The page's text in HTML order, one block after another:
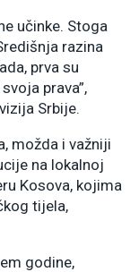
učinke. Stoga
razina
prva su
prava”,
Srbije.
možda i važniji
na lokalnoj
Kosova, kojima
tijela,
godine,